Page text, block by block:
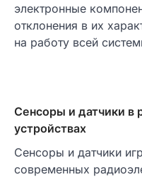
электронные
отклонения в их
на работу всей
Сенсоры и датчики в
устройствах
Сенсоры и датчики
современных